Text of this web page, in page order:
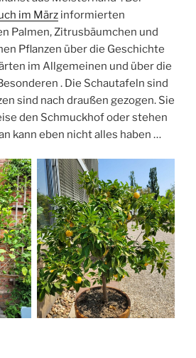
im März informierten
Palmen, Zitrusbäumchen und
Pflanzen über die Geschichte
im Allgemeinen und über die
. Die Schautafeln sind
sind nach draußen gezogen. Sie
den Schmuckhof oder stehen
kann eben nicht alles haben …